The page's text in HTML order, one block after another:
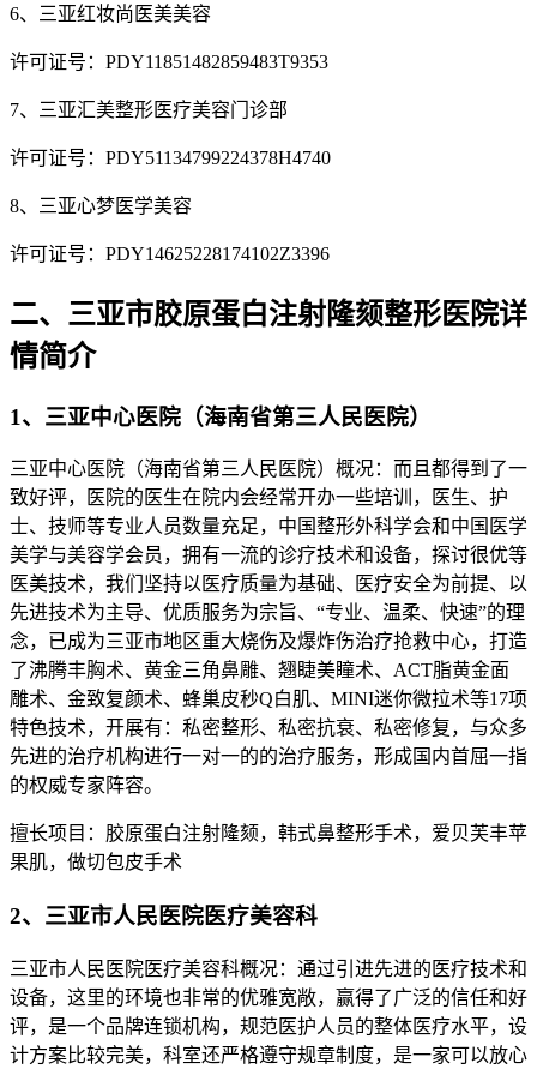
6、三亚红妆尚医美美容
许可证号：PDY11851482859483T9353
7、三亚汇美整形医疗美容门诊部
许可证号：PDY51134799224378H4740
8、三亚心梦医学美容
许可证号：PDY14625228174102Z3396
二、三亚市胶原蛋白注射隆颏整形医院详
情简介
1、三亚中心医院（海南省第三人民医院）
三亚中心医院（海南省第三人民医院）概况：而且都得到了一
致好评，医院的医生在院内会经常开办一些培训，医生、护
士、技师等专业人员数量充足，中国整形外科学会和中国医学
美学与美容学会员，拥有一流的诊疗技术和设备，探讨很优等
医美技术，我们坚持以医疗质量为基础、医疗安全为前提、以
先进技术为主导、优质服务为宗旨、“专业、温柔、快速”的理
念，已成为三亚市地区重大烧伤及爆炸伤治疗抢救中心，打造
了沸腾丰胸术、黄金三角鼻雕、翘睫美瞳术、ACT脂黄金面
雕术、金致复颜术、蜂巢皮秒Q白肌、MINI迷你微拉术等17项
特色技术，开展有：私密整形、私密抗衰、私密修复，与众多
先进的治疗机构进行一对一的的治疗服务，形成国内首屈一指
的权威专家阵容。
擅长项目：胶原蛋白注射隆颏，韩式鼻整形手术，爱贝芙丰苹
果肌，做切包皮手术
2、三亚市人民医院医疗美容科
三亚市人民医院医疗美容科概况：通过引进先进的医疗技术和
设备，这里的环境也非常的优雅宽敞，赢得了广泛的信任和好
评，是一个品牌连锁机构，规范医护人员的整体医疗水平，设
计方案比较完美，科室还严格遵守规章制度，是一家可以放心